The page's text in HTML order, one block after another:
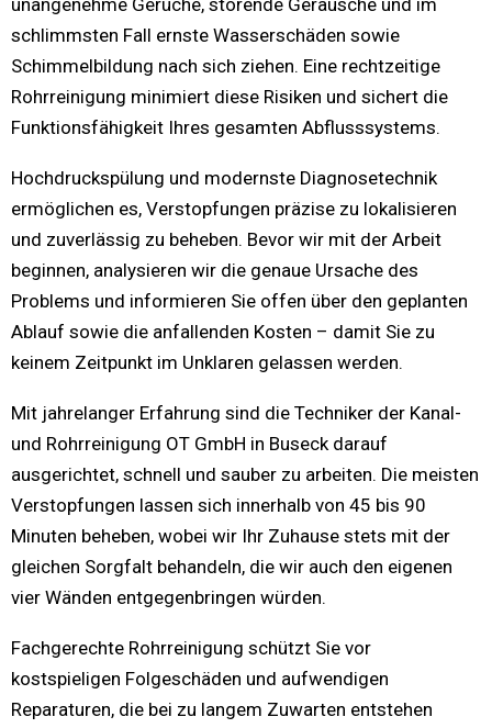
unangenehme Gerüche, störende Geräusche und im
schlimmsten Fall ernste Wasserschäden sowie
Schimmelbildung nach sich ziehen. Eine rechtzeitige
Rohrreinigung minimiert diese Risiken und sichert die
Funktionsfähigkeit Ihres gesamten Abflusssystems.
Hochdruckspülung und modernste Diagnosetechnik
ermöglichen es, Verstopfungen präzise zu lokalisieren
und zuverlässig zu beheben. Bevor wir mit der Arbeit
beginnen, analysieren wir die genaue Ursache des
Problems und informieren Sie offen über den geplanten
Ablauf sowie die anfallenden Kosten – damit Sie zu
keinem Zeitpunkt im Unklaren gelassen werden.
Mit jahrelanger Erfahrung sind die Techniker der Kanal-
und Rohrreinigung OT GmbH in Buseck darauf
ausgerichtet, schnell und sauber zu arbeiten. Die meisten
Verstopfungen lassen sich innerhalb von 45 bis 90
Minuten beheben, wobei wir Ihr Zuhause stets mit der
gleichen Sorgfalt behandeln, die wir auch den eigenen
vier Wänden entgegenbringen würden.
Fachgerechte Rohrreinigung schützt Sie vor
kostspieligen Folgeschäden und aufwendigen
Reparaturen, die bei zu langem Zuwarten entstehen